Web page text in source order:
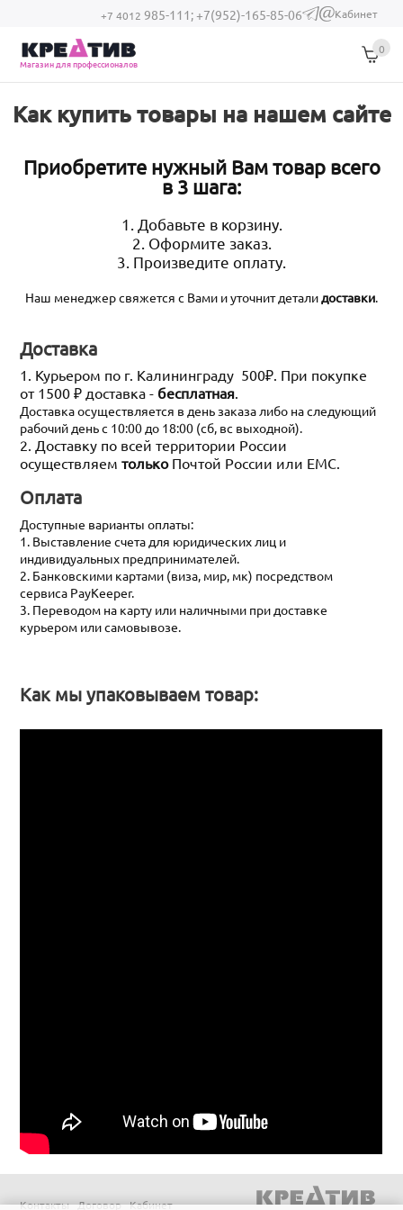
Перейти к основному содержанию
+7 4012 985-111;+7(952)-165-85-06
(link sends e-
Кабинет
Магазин для профессионалов
0
Как купить товары на нашем сайте
Приобретите нужный Вам товар всего
в 3 шага:
1. Добавьте в корзину.
2. Оформите заказ.
3. Произведите оплату.
Наш менеджер свяжется с Вами и уточнит деталидоставки.
Доставка
1. Курьером по г. Калининграду 500₽. При покупке
от 1500 ₽ доставка - бесплатная.
Доставка осуществляется в день заказа либо на следующий
рабочий день с 10:00 до 18:00 (сб, вс выходной).
2. Доставку по всей территории России
осуществляемтолькоПочтой России или ЕМС.
Оплата
Доступные варианты оплаты:
1. Выставление счета для юридических лиц и
индивидуальных предпринимателей.
2. Банковскими картами (виза, мир, мк) посредством
сервиса PayKeeper.
3. Переводом на карту или наличными при доставке
курьером или самовывозе.
Как мы упаковываем товар:
Контакты Договор Кабинет